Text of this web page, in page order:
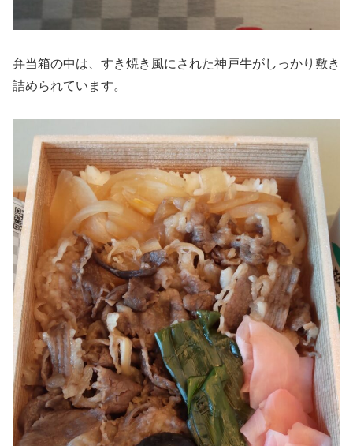
弁当箱の中は、すき焼き風にされた神戸牛がしっかり敷き
詰められています。